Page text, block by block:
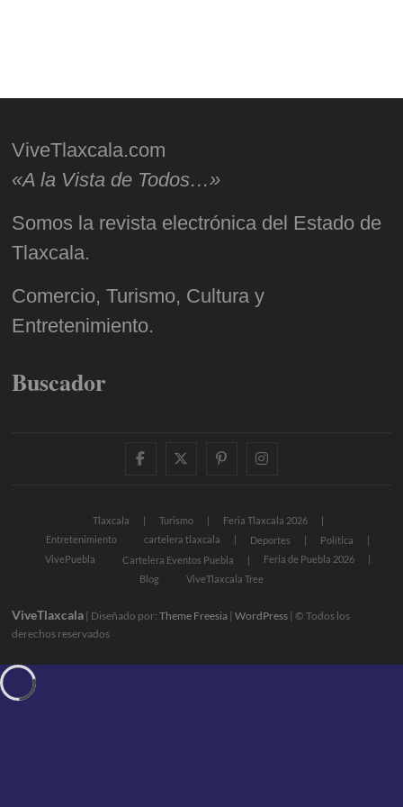
ViveTlaxcala.com
«A la Vista de Todos…»
Somos la revista electrónica del Estado de
Tlaxcala.
Comercio, Turismo, Cultura y
Entretenimiento.
Buscador
facebooktwitter
pinterestinstagram
Tlaxcala Turismo
Feria Tlaxcala 2026
Entretenimiento
cartelera tlaxcala Deportes
Política
VivePuebla
Cartelera Eventos Puebla
Feria de Puebla 2026
Blog
ViveTlaxcala Tree
ViveTlaxcala | Diseñado por:Theme Freesia |WordPress | © Todos los
derechos reservados